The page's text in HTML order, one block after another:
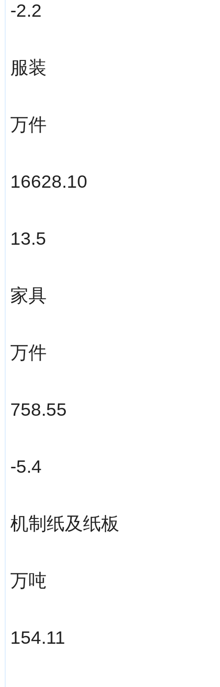
-2.2
服装
万件
16628.10
13.5
家具
万件
758.55
-5.4
机制纸及纸板
万吨
154.11